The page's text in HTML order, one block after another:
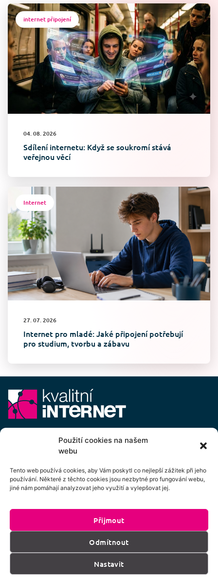
Použití cookies na našem
webu
Tento web používá cookies, aby Vám poskytl co nejlepší zážitek při jeho
používání. Některé z těchto cookies jsou nezbytné pro fungování webu,
jiné nám pomáhají analyzovat jeho využití a vylepšovat jej.
Přijmout
Odmítnout
Nastavit
internet připojení
04. 08. 2026
Sdílení internetu: Když se soukromí stává
veřejnou věcí
Internet
27. 07. 2026
Internet pro mladé: Jaké připojení potřebují
pro studium, tvorbu a zábavu
info@kvalitni-internet.cz
pobočného spolku Kvalitní internet ICTP, z.s.
Cenový výměr pobočného spolku Kvalitní internet ICTP, z.s.
Přihlášení k odběru newsletteru
Kliknutím na tlačítko souhlasíte se zpracováním
os. údajů dle podmínek uvedených